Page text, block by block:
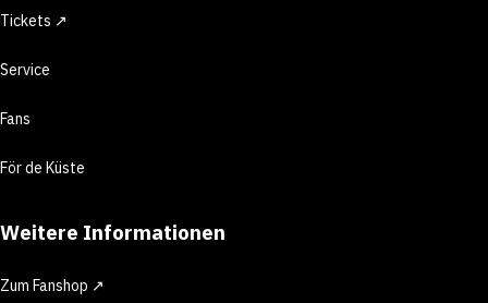
Tickets ↗
Service
Fans
För de Küste
Weitere Informationen
Zum Fanshop ↗